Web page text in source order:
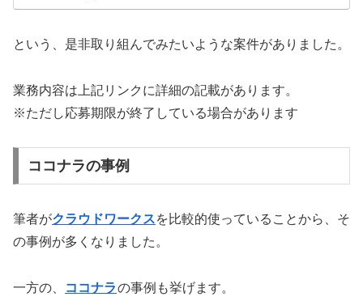
という、是非取り組んでみたいような案件がありました。
業務内容は上記リンクに詳細の記載があります。
※ただし応募期限が終了している場合があります
ココナラの事例
筆者がクラウドワークスを比較的使っていることから、そ
の事例が多くなりました。
一方の、 ココナラの事例も挙げます。